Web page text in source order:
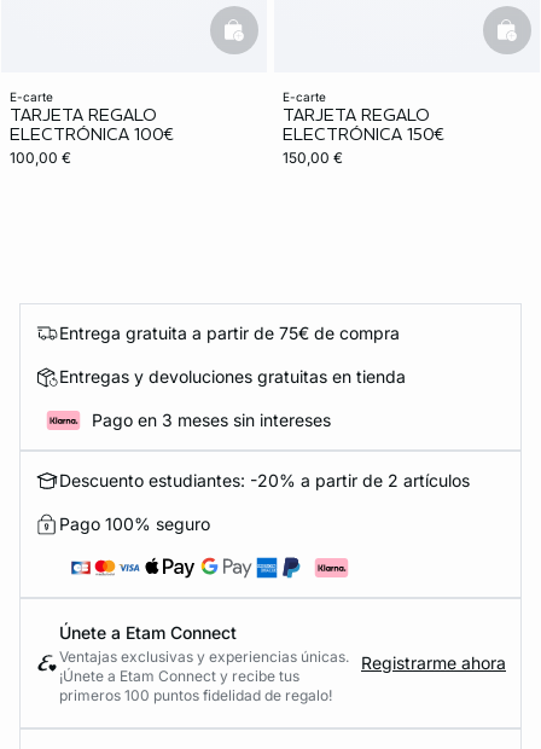
e-carte
TARJETA REGALO
ELECTRÓNICA 100€
100,00 €
basketfull
e-carte
TARJETA REGALO
ELECTRÓNICA 150€
150,00 €
Entrega gratuita a partir de 75€ de compra
Entregas y devoluciones gratuitas en tienda
Pago en 3 meses sin intereses
Descuento estudiantes: -20% a partir de 2 artículos
Pago 100% seguro
Únete a Etam Connect
Ventajas exclusivas y experiencias únicas.
¡Únete a Etam Connect y recibe tus
primeros 100 puntos fidelidad de regalo!
Registrarme ahora